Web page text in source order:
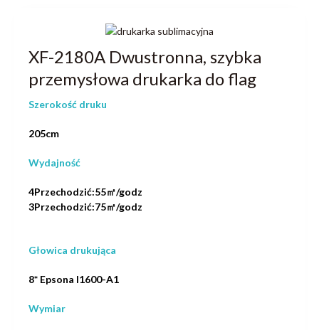
XF-2180A Dwustronna, szybka
przemysłowa drukarka do flag
Szerokość druku
205cm
Wydajność
4Przechodzić:55㎡/godz
3Przechodzić:75㎡/godz
Głowica drukująca
8* Epsona I1600-A1
Wymiar